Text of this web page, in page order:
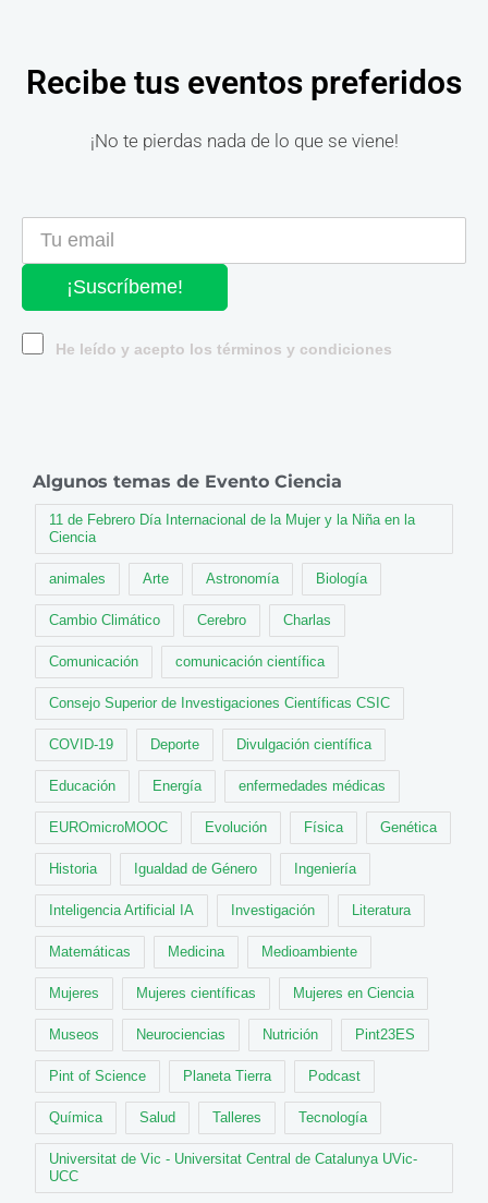
Recibe tus eventos preferidos
¡No te pierdas nada de lo que se viene!
¡Suscríbeme!
He leído y acepto los términos y condiciones
Algunos temas de Evento Ciencia
11 de Febrero Día Internacional de la Mujer y la Niña en la
Ciencia
animales Arte Astronomía Biología
Cambio Climático Cerebro Charlas
Comunicación comunicación científica
Consejo Superior de Investigaciones Científicas CSIC
COVID-19 Deporte Divulgación científica
Educación Energía enfermedades médicas
EUROmicroMOOC Evolución Física Genética
Historia Igualdad de Género Ingeniería
Inteligencia Artificial IA Investigación Literatura
Matemáticas Medicina Medioambiente
Mujeres Mujeres científicas Mujeres en Ciencia
Museos Neurociencias Nutrición Pint23ES
Pint of Science Planeta Tierra Podcast
Química Salud Talleres Tecnología
Universitat de Vic - Universitat Central de Catalunya UVic-
UCC